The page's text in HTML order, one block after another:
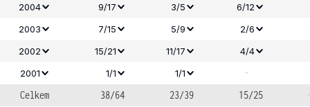
2004 9/17 3/5
6/12
2003
7/15 5/9
2/6
2002
15/21 11/17
4/4
2001
1/1 1/1
-
Celkem
38/64 23/39 15/25